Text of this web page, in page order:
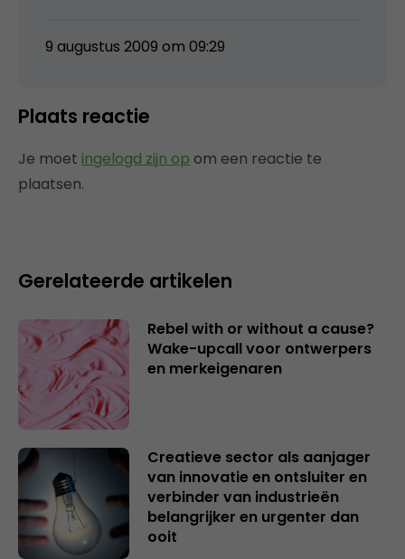
9 augustus 2009 om 09:29
Plaats reactie
Je moet ingelogd zijn op om een reactie te
plaatsen.
Gerelateerde artikelen
Rebel with or without a cause?
Wake-upcall voor ontwerpers
en merkeigenaren
Creatieve sector als aanjager
van innovatie en ontsluiter en
verbinder van industrieën
belangrijker en urgenter dan
ooit